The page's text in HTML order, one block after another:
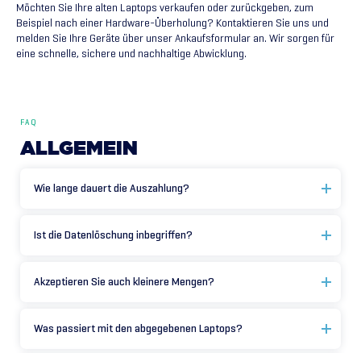
Möchten Sie Ihre alten Laptops verkaufen oder zurückgeben, zum
Beispiel nach einer Hardware-Überholung? Kontaktieren Sie uns und
melden Sie Ihre Geräte über unser Ankaufsformular an. Wir sorgen für
eine schnelle, sichere und nachhaltige Abwicklung.
FAQ
ALLGEMEIN
Wie lange dauert die Auszahlung?
Ist die Datenlöschung inbegriffen?
Akzeptieren Sie auch kleinere Mengen?
Was passiert mit den abgegebenen Laptops?